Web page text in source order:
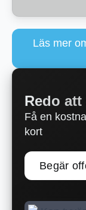
Läs mer
Redo
Få en
kort
Begär